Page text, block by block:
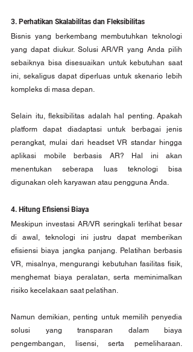
3. Perhatikan Skalabilitas dan Fleksibilitas
Bisnis yang berkembang membutuhkan teknologi
yang dapat diukur. Solusi AR/VR yang Anda pilih
sebaiknya bisa disesuaikan untuk kebutuhan saat
ini, sekaligus dapat diperluas untuk skenario lebih
kompleks di masa depan.
Selain itu, fleksibilitas adalah hal penting. Apakah
platform dapat diadaptasi untuk berbagai jenis
perangkat, mulai dari headset VR standar hingga
aplikasi mobile berbasis AR? Hal ini akan
menentukan seberapa luas teknologi bisa
digunakan oleh karyawan atau pengguna Anda.
4. Hitung Efisiensi Biaya
Meskipun investasi AR/VR seringkali terlihat besar
di awal, teknologi ini justru dapat memberikan
efisiensi biaya jangka panjang. Pelatihan berbasis
VR, misalnya, mengurangi kebutuhan fasilitas fisik,
menghemat biaya peralatan, serta meminimalkan
risiko kecelakaan saat pelatihan.
Namun demikian, penting untuk memilih penyedia
solusi yang transparan dalam biaya
pengembangan, lisensi, serta pemeliharaan.